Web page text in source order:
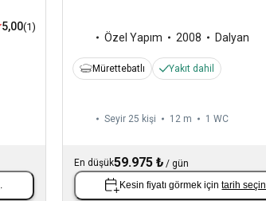
5,00(1)
.
Özel Yapım 2008 Dalyan
Mürettebatlı Yakıt dahil
Seyir 25 kişi 12 m 1 WC
En düşük59.975 ₺/ gün
Kesin fiyatı görmek içintarih seçin